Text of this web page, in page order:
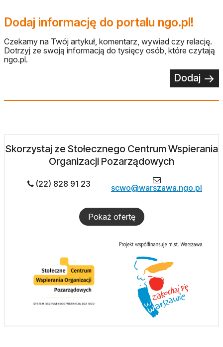
Dodaj informację do portalu ngo.pl!
Czekamy na Twój artykuł, komentarz, wywiad czy relację.
Dotrzyj ze swoją informacją do tysięcy osób, które czytają
ngo.pl.
Dodaj
Skorzystaj ze Stołecznego Centrum Wspierania
Organizacji Pozarządowych
(22) 828 91 23 scwo@warszawa.ngo.pl
Pokaż ofertę